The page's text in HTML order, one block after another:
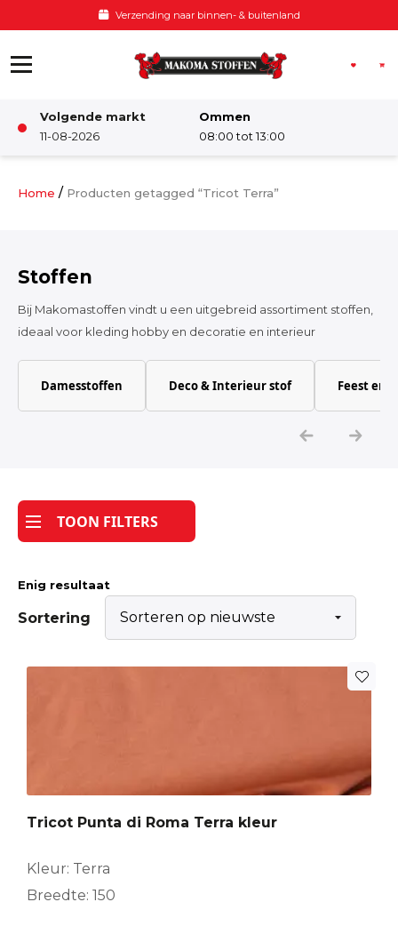
Verzending naar binnen- & buitenland
Volgende markt
11-08-2026
Ommen
08:00 tot 13:00
Damesstoffen
Katoen
Tijdpakker stof
Home / Producten getagged “Tricot Terra”
Stoffen
Bij Makomastoffen vindt u een uitgebreid assortiment stoffen,
ideaal voor kleding hobby en decoratie en interieur
Damesstoffen Deco & Interieur stof Feest en
TOON FILTERS
Enig resultaat
Sortering
Tricot Punta di Roma Terra kleur
Kleur: Terra
Breedte: 150